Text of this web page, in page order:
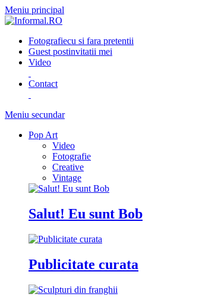
Meniu principal
Fotografiecu si fara pretentii
Guest postinvitatii mei
Video
Contact
Meniu secundar
Pop Art
Video
Fotografie
Creative
Vintage
Salut! Eu sunt Bob
Publicitate curata